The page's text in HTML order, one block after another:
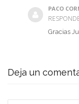
PACO
Gracias
Deja un